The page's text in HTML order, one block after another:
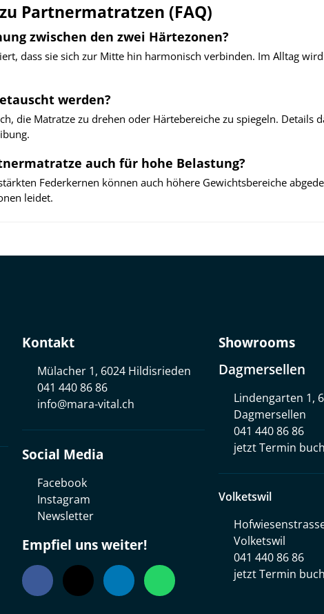
Partnermatratzen (FAQ)
zwischen den zwei Härtezonen?
dass sie sich zur Mitte hin harmonisch verbinden. Im Alltag
werden?
die Matratze zu drehen oder Härtebereiche zu spiegeln. Details
auch für hohe Belastung?
Federkernen können auch höhere Gewichtsbereiche
leidet.
Kontakt
Mülacher 1, 6024 Hildisrieden
041 440 86 86
info@mara-vital.ch
Social Media
Facebook
Instagram
Newsletter
Empfiel uns weiter!
Showrooms
Dagmersellen
Lindengarten 1,
Dagmersellen
041 440 86 86
jetzt Termin
Volketswil
Volketswil
041 440 86 86
jetzt Termin